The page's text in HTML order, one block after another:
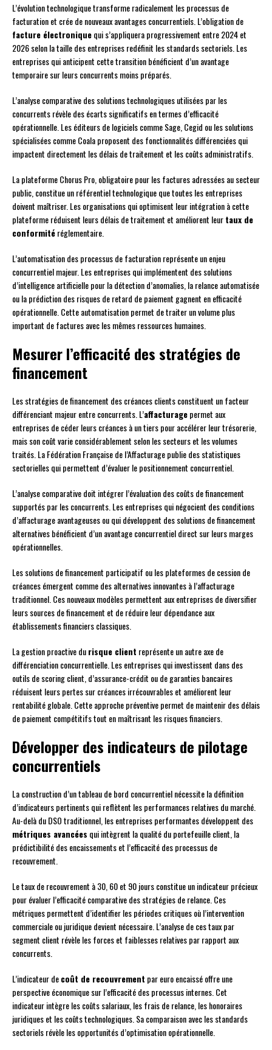
L’évolution technologique transforme radicalement les processus de
facturation et crée de nouveaux avantages concurrentiels. L’obligation de
facture électroniquequi s’appliquera progressivement entre 2024 et
2026 selon la taille des entreprises redéfinit les standards sectoriels. Les
entreprises qui anticipent cette transition bénéficient d’un avantage
temporaire sur leurs concurrents moins préparés.
L’analyse comparative des solutions technologiques utilisées par les
concurrents révèle des écarts significatifs en termes d’efficacité
opérationnelle. Les éditeurs de logiciels comme Sage, Cegid ou les solutions
spécialisées comme Coala proposent des fonctionnalités différenciées qui
impactent directement les délais de traitement et les coûts administratifs.
La plateforme Chorus Pro, obligatoire pour les factures adressées au secteur
public, constitue un référentiel technologique que toutes les entreprises
doivent maîtriser. Les organisations qui optimisent leur intégration à cette
plateforme réduisent leurs délais de traitement et améliorent leurtaux de
conformitéréglementaire.
L’automatisation des processus de facturation représente un enjeu
concurrentiel majeur. Les entreprises qui implémentent des solutions
d’intelligence artificielle pour la détection d’anomalies, la relance automatisée
ou la prédiction des risques de retard de paiement gagnent en efficacité
opérationnelle. Cette automatisation permet de traiter un volume plus
important de factures avec les mêmes ressources humaines.
Mesurer l’efficacité des stratégies de
financement
Les stratégies de financement des créances clients constituent un facteur
différenciant majeur entre concurrents. L’affacturagepermet aux
entreprises de céder leurs créances à un tiers pour accélérer leur trésorerie,
mais son coût varie considérablement selon les secteurs et les volumes
traités. La Fédération Française de l’Affacturage publie des statistiques
sectorielles qui permettent d’évaluer le positionnement concurrentiel.
L’analyse comparative doit intégrer l’évaluation des coûts de financement
supportés par les concurrents. Les entreprises qui négocient des conditions
d’affacturage avantageuses ou qui développent des solutions de financement
alternatives bénéficient d’un avantage concurrentiel direct sur leurs marges
opérationnelles.
Les solutions de financement participatif ou les plateformes de cession de
créances émergent comme des alternatives innovantes à l’affacturage
traditionnel. Ces nouveaux modèles permettent aux entreprises de diversifier
leurs sources de financement et de réduire leur dépendance aux
établissements financiers classiques.
La gestion proactive durisque client représente un autre axe de
différenciation concurrentielle. Les entreprises qui investissent dans des
outils de scoring client, d’assurance-crédit ou de garanties bancaires
réduisent leurs pertes sur créances irrécouvrables et améliorent leur
rentabilité globale. Cette approche préventive permet de maintenir des délais
de paiement compétitifs tout en maîtrisant les risques financiers.
Développer des indicateurs de pilotage
concurrentiels
La construction d’un tableau de bord concurrentiel nécessite la définition
d’indicateurs pertinents qui reflètent les performances relatives du marché.
Au-delà du DSO traditionnel, les entreprises performantes développent des
métriques avancées qui intègrent la qualité du portefeuille client, la
prédictibilité des encaissements et l’efficacité des processus de
recouvrement.
Le taux de recouvrement à 30, 60 et 90 jours constitue un indicateur précieux
pour évaluer l’efficacité comparative des stratégies de relance. Ces
métriques permettent d’identifier les périodes critiques où l’intervention
commerciale ou juridique devient nécessaire. L’analyse de ces taux par
segment client révèle les forces et faiblesses relatives par rapport aux
concurrents.
L’indicateur decoût de recouvrement par euro encaissé offre une
perspective économique sur l’efficacité des processus internes. Cet
indicateur intègre les coûts salariaux, les frais de relance, les honoraires
juridiques et les coûts technologiques. Sa comparaison avec les standards
sectoriels révèle les opportunités d’optimisation opérationnelle.